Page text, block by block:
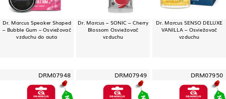
Dr. Marcus Speaker Shaped
– Bubble Gum – Osviežovač
vzduchu do auta
Dr. Marcus – SONIC – Cherry
Blossom Osviežovač
vzduchu
Dr. Marcus SENSO DELUXE
VANILLA – Osviežovač
vzduchu
DRM07948 DRM07949 DRM07950